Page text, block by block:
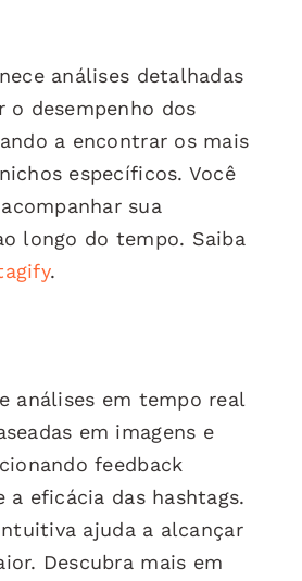
análises detalhadas
o desempenho dos
a encontrar os mais
específicos. Você
sua
longo do tempo. Saiba
.
análises em tempo real
em imagens e
feedback
a eficácia das hashtags.
ajuda a alcançar
Descubra mais em